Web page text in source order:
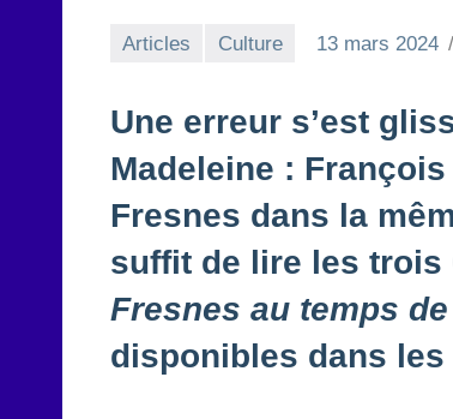
Articles Culture 13 mars 2024
Une erreur s’est
Madeleine :
Fresnes dans la
suffit de lire les
Fresnes au temps
disponibles dans